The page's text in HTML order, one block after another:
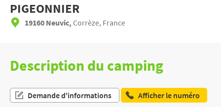
PIGEONNIER
19160 Neuvic, Corrèze, France
Description du camping
Demande d'informations
Afficher le numéro